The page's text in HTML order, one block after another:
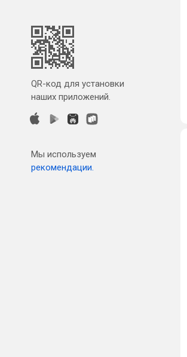
QR-код для установки
наших приложений.
Мы используем
рекомендации.